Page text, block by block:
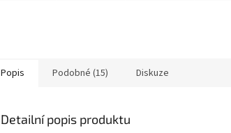
Popis Podobné (15) Diskuze
Detailní popis produktu